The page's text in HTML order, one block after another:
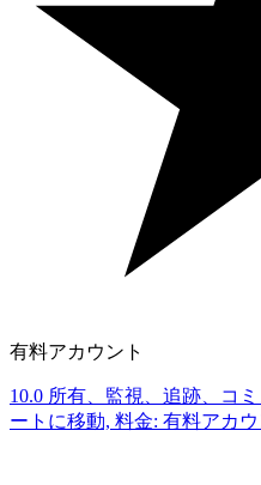
有料アカウント
10.0 所有、監視、追跡、コ
ートに移動, 料金: 有料アカウ